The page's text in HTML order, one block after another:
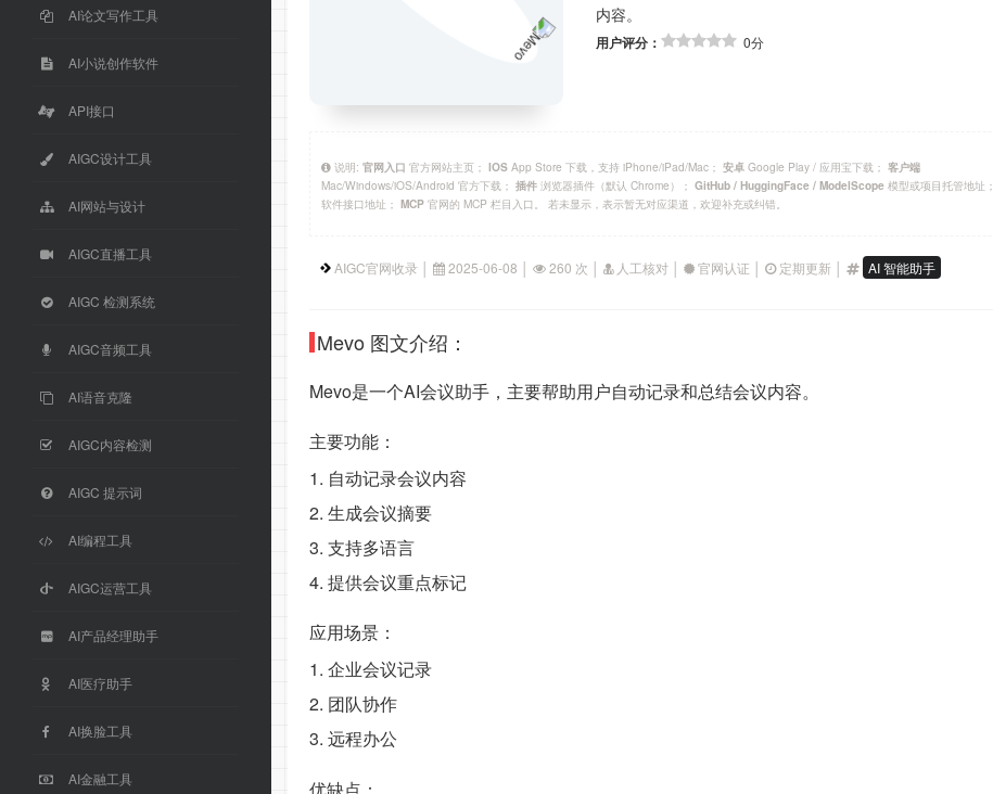
AI论文写作工具
AI小说创作软件
API接口
AIGC设计工具
AI网站与设计
AIGC直播工具
AIGC 检测系统
AIGC音频工具
AI语音克隆
AIGC内容检测
AIGC 提示词
AI编程工具
AIGC运营工具
AI产品经理助手
AI医疗助手
AI换脸工具
AI金融工具
内容。
用户评分： 0分
说明: 官网入口 官方网站主页； IOS App Store 下载，支持 iPhone/iPad/Mac； 安卓 Google Play / 应用宝下载； 客户端
Mac/Windows/iOS/Android 官方下载； 插件 浏览器插件（默认 Chrome）； GitHub / HuggingFace / ModelScope 模型或项目托管地址；
软件接口地址； MCP 官网的 MCP 栏目入口。 若未显示，表示暂无对应渠道，欢迎补充或纠错。
AIGC官网收录 │ 2025-06-08 │ 260 次 │ 人工核对 │ 官网认证 │ 定期更新 │ AI 智能助手
Mevo 图文介绍：
Mevo是一个AI会议助手，主要帮助用户自动记录和总结会议内容。
主要功能：
1. 自动记录会议内容
2. 生成会议摘要
3. 支持多语言
4. 提供会议重点标记
应用场景：
1. 企业会议记录
2. 团队协作
3. 远程办公
优缺点：